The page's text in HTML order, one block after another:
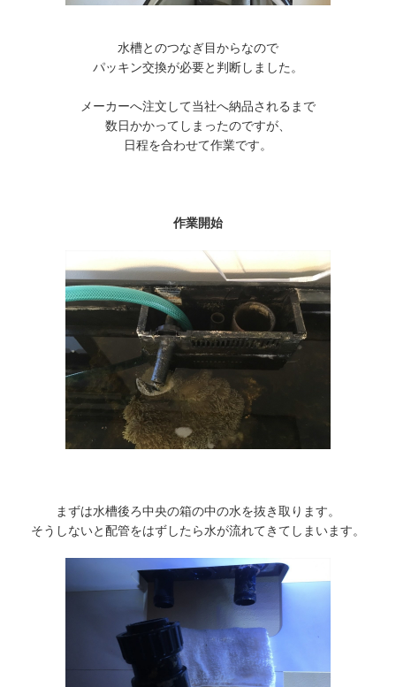
​水槽とのつなぎ目からなので
パッキン交換が必要と判断しました。
メーカーへ注文して当社へ納品されるまで
数日かかってしまったのですが、
日程を合わせて作業です。
作業開始
まずは水槽後ろ中央の箱の中の水を抜き取ります。
そうしないと配管をはずしたら水が流れてきてしまいます。